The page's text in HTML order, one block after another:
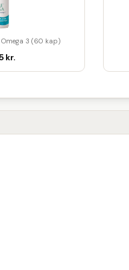
Omega 3 (60 kap)
kr.